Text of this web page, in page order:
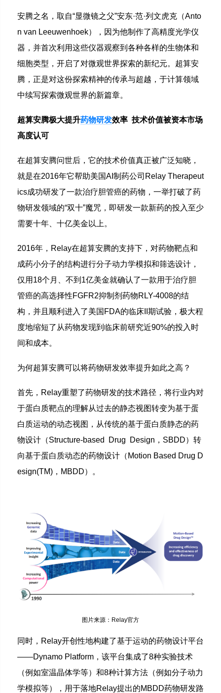
安腾之名，取自“显微镜之父”安东·范·列文虎克（Anto
n van Leeuwenhoek），因为他制作了高精度光学仪
器，并首次利用这些仪器观察到各种各样的生物体和
细胞类型，开启了对微观世界探索的新纪元。超算安
腾，正是对这份探索精神的传承与超越，于计算领域
中续写探索微观世界的新篇章。
超算安腾极大提升药物研发效率 技术价值被资本市场
高度认可
在超算安腾问世后，它的技术价值真正被广泛知晓，
就是在2016年它帮助美国AI制药公司Relay Therapeut
ics成功研发了一款治疗胆管癌的药物，一举打破了药
物研发领域的“双十”魔咒，即研发一款新药的投入至少
需要十年、十亿美金以上。
2016年，Relay在超算安腾的支持下，对药物靶点和
成药小分子的结构进行分子动力学模拟和筛选设计，
仅用18个月、不到1亿美金就确认了一款用于治疗胆
管癌的高选择性FGFR2抑制剂药物RLY-4008的结
构，并且顺利进入了美国FDA的临床II期试验，极大程
度地缩短了从药物发现到临床前研究近90%的投入时
间和成本。
为何超算安腾可以将药物研发效率提升如此之高？
首先，Relay重塑了药物研发的技术路径，将行业内对
于蛋白质靶点的理解从过去的静态视图转变为基于蛋
白质运动的动态视图，从传统的基于蛋白质静态的药
物设计（Structure-based Drug Design，SBDD）转
向基于蛋白质动态的药物设计（Motion Based Drug D
esign(TM)，MBDD）。
图片来源：Relay官方
同时，Relay开创性地构建了基于运动的药物设计平台
——Dynamo Platform，该平台集成了8种实验技术
（例如室温晶体学等）和8种计算方法（例如分子动力
学模拟等），用于落地Relay提出的MBDD药物研发路